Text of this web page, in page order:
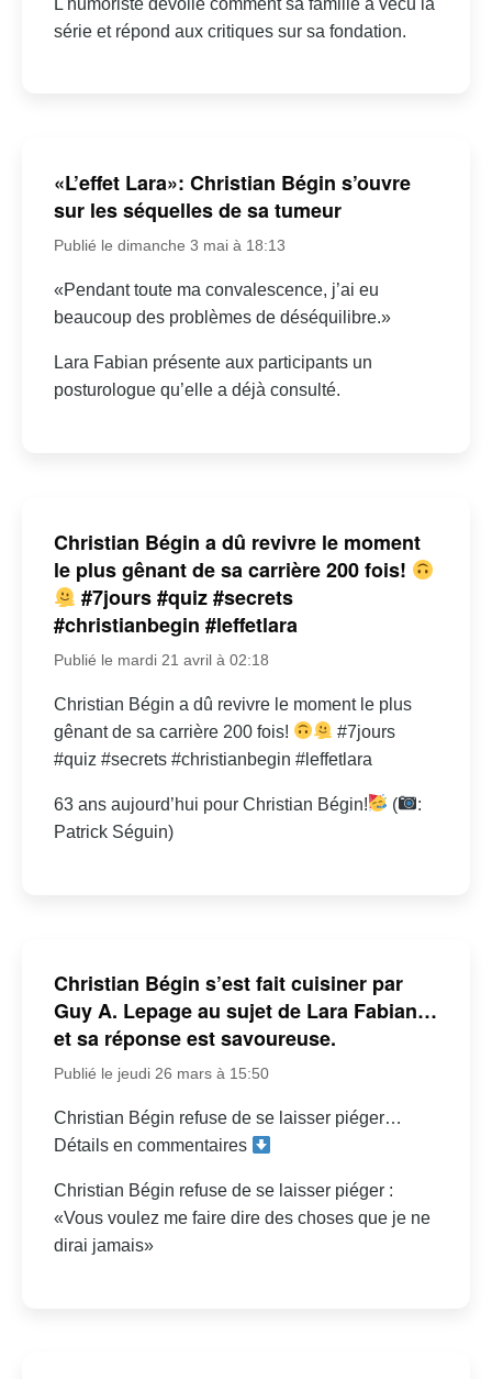
série et répond aux critiques sur sa fondation.
«L’effet Lara»: Christian Bégin s’ouvre
sur les séquelles de sa tumeur
Publié le dimanche 3 mai à 18:13
«Pendant toute ma convalescence, j’ai eu
beaucoup des problèmes de déséquilibre.»
Lara Fabian présente aux participants un
posturologue qu’elle a déjà consulté.
Christian Bégin a dû revivre le moment
le plus gênant de sa carrière 200 fois!
#7jours #quiz #secrets
#christianbegin #leffetlara
Publié le mardi 21 avril à 02:18
Christian Bégin a dû revivre le moment le plus
gênant de sa carrière 200 fois!
#7jours
#quiz #secrets #christianbegin #leffetlara
63 ans aujourd’hui pour Christian Bégin! (
:
Patrick Séguin)
Christian Bégin s’est fait cuisiner par
Guy A. Lepage au sujet de Lara Fabian…
et sa réponse est savoureuse.
Publié le jeudi 26 mars à 15:50
Christian Bégin refuse de se laisser piéger…
Détails en commentaires
Christian Bégin refuse de se laisser piéger :
«Vous voulez me faire dire des choses que je ne
dirai jamais»